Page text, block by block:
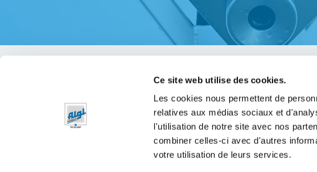
Ce site web utilise des cookies.
Les cookies nous permettent de
relatives aux médias sociaux et
l'utilisation de notre site avec nos
combiner celles-ci avec d'autres
votre utilisation de leurs services.
Bon à savoir
Politique de